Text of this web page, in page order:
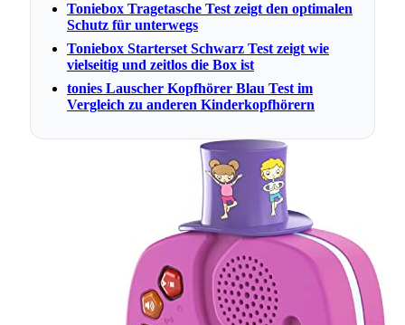
Toniebox Tragetasche Test zeigt den optimalen
Schutz für unterwegs
Toniebox Starterset Schwarz Test zeigt wie
vielseitig und zeitlos die Box ist
tonies Lauscher Kopfhörer Blau Test im
Vergleich zu anderen Kinderkopfhörern